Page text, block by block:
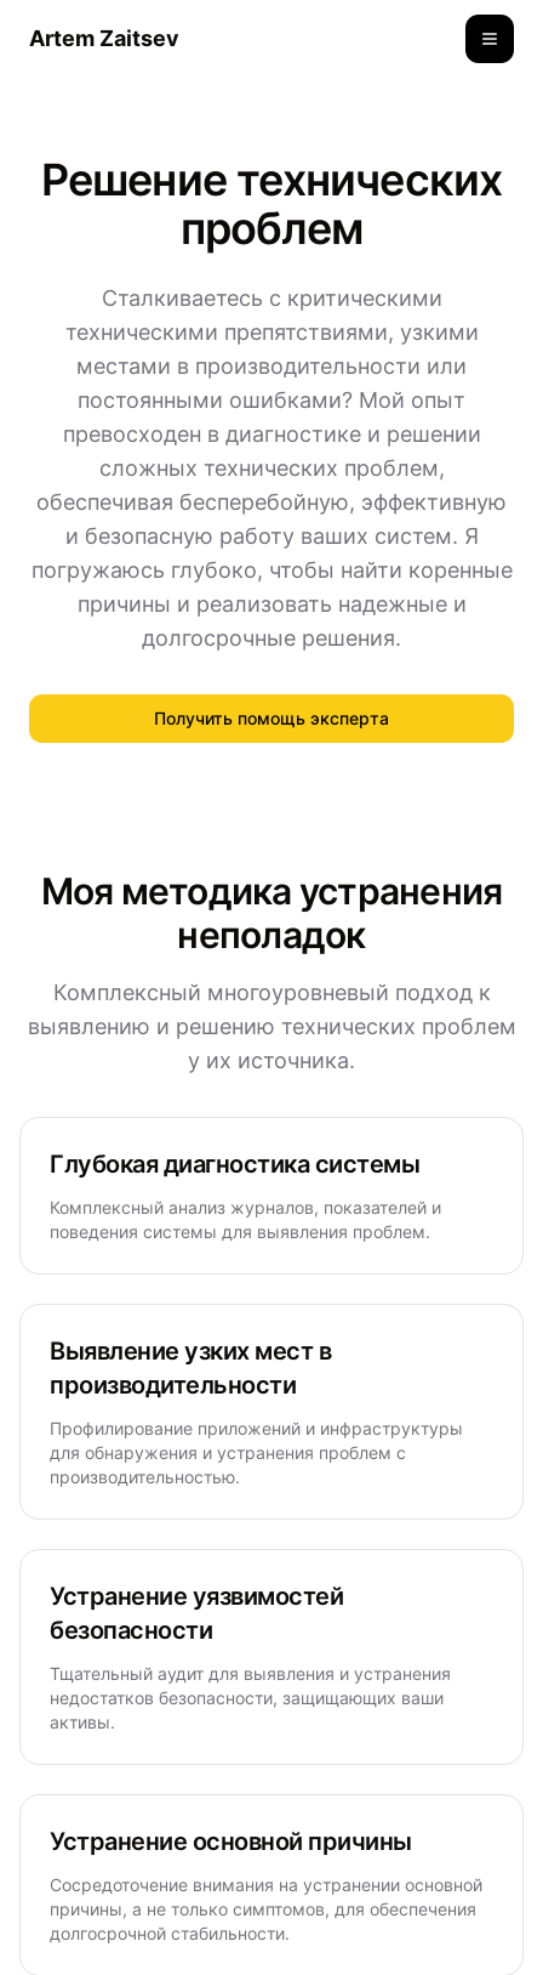
Artem Zaitsev
Решение технических
проблем
Сталкиваетесь с критическими
техническими препятствиями, узкими
местами в производительности или
постоянными ошибками? Мой опыт
превосходен в диагностике и решении
сложных технических проблем,
обеспечивая бесперебойную, эффективную
и безопасную работу ваших систем. Я
погружаюсь глубоко, чтобы найти коренные
причины и реализовать надежные и
долгосрочные решения.
Получить помощь эксперта
Моя методика устранения
неполадок
Комплексный многоуровневый подход к
выявлению и решению технических проблем
у их источника.
Глубокая диагностика системы
Комплексный анализ журналов, показателей и
поведения системы для выявления проблем.
Выявление узких мест в
производительности
Профилирование приложений и инфраструктуры
для обнаружения и устранения проблем с
производительностью.
Устранение уязвимостей
безопасности
Тщательный аудит для выявления и устранения
недостатков безопасности, защищающих ваши
активы.
Устранение основной причины
Сосредоточение внимания на устранении основной
причины, а не только симптомов, для обеспечения
долгосрочной стабильности.